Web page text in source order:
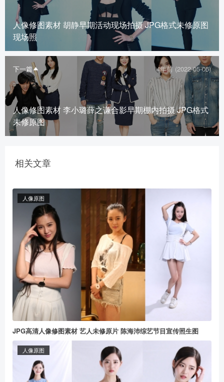
人像修图素材 胡静早期活动现场拍摄 JPG格式未修原图
现场照
下一篇 4年前 (2022-05-06)
人像修图素材 李小璐薛之谦合影早期棚内拍摄 JPG格式
未修原图
相关文章
人像原图
JPG高清人像修图素材 艺人未修原片 陈海沛综艺节目宣传照生图
人像原图